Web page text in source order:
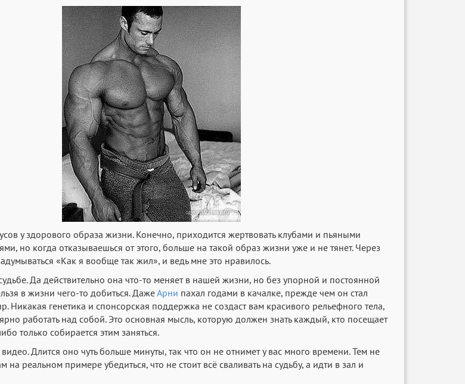
у здорового образа жизни. Конечно, приходится жертвовать клубами и пьяными
но когда отказываешься от этого, больше на такой образ жизни уже и не тянет. Через
«Как я вообще так жил», и ведь мне это нравилось.
Да действительно она что-то меняет в нашей жизни, но без упорной и постоянной
в жизни чего-то добиться. ДажеАрни пахал годами в качалке, прежде чем он стал
Никакая генетика и спонсорская поддержка не создаст вам красивого рельефного тела,
работать над собой. Это основная мысль, которую должен знать каждый, кто посещает
только собирается этим заняться.
Длится оно чуть больше минуты, так что он не отнимет у вас много времени. Тем не
реальном примере убедиться, что не стоит всё сваливать на судьбу, а идти в зал и